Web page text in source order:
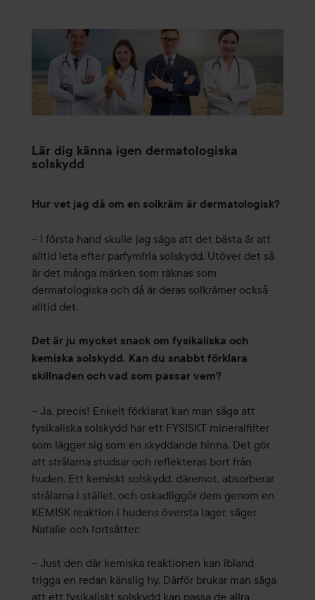
Lär dig känna igen dermatologiska
solskydd
Hur vet jag då om en solkräm är dermatologisk?
– I första hand skulle jag säga att det bästa är att
alltid leta efter parfymfria solskydd. Utöver det så
är det många märken som räknas som
dermatologiska och då är deras solkrämer också
alltid det.
Det är ju mycket snack om fysikaliska och
kemiska solskydd. Kan du snabbt förklara
skillnaden och vad som passar vem?
– Ja, precis! Enkelt förklarat kan man säga att
fysikaliska solskydd har ett FYSISKT mineralfilter
som lägger sig som en skyddande hinna. Det gör
att strålarna studsar och reflekteras bort från
huden. Ett kemiskt solskydd, däremot, absorberar
strålarna i stället, och oskadliggör dem genom en
KEMISK reaktion i hudens översta lager, säger
Natalie och fortsätter:
– Just den där kemiska reaktionen kan ibland
trigga en redan känslig hy. Därför brukar man säga
att ett fysikaliskt solskydd kan passa de allra